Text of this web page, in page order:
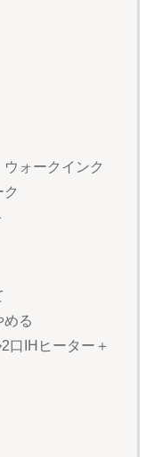
ウォークインク
める
口IHヒーター＋